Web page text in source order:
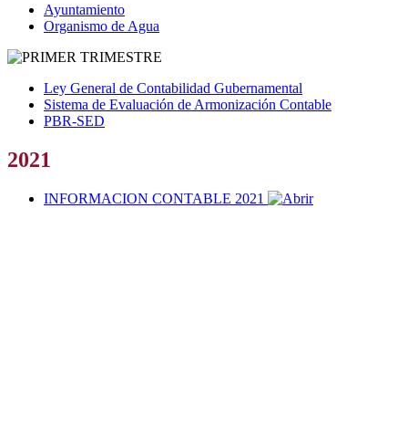
Ayuntamiento
Organismo de Agua
Ley General de Contabilidad Gubernamental
Sistema de Evaluación de Armonización Contable
PBR-SED
2021
INFORMACION CONTABLE 2021